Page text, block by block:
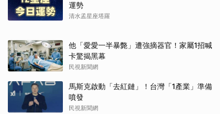
運勢
清水孟星座塔羅
他「愛愛一半暴斃」遭強摘器官！家屬1招喊
卡驚揭黑幕
民視新聞網
馬斯克啟動「去紅鏈」！台灣「1產業」準備
噴發
民視新聞網